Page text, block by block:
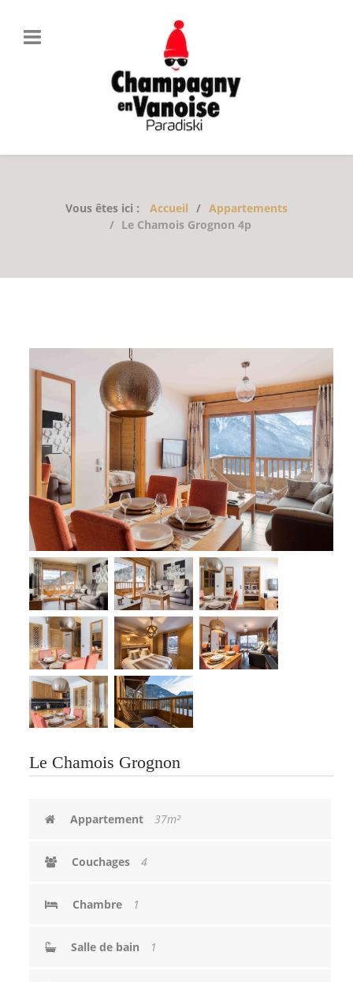
Vous êtes ici : Accueil
Appartements
Le Chamois Grognon 4p
Le Chamois Grognon
Appartement 37m²
Couchages 4
Chambre 1
Salle de bain 1